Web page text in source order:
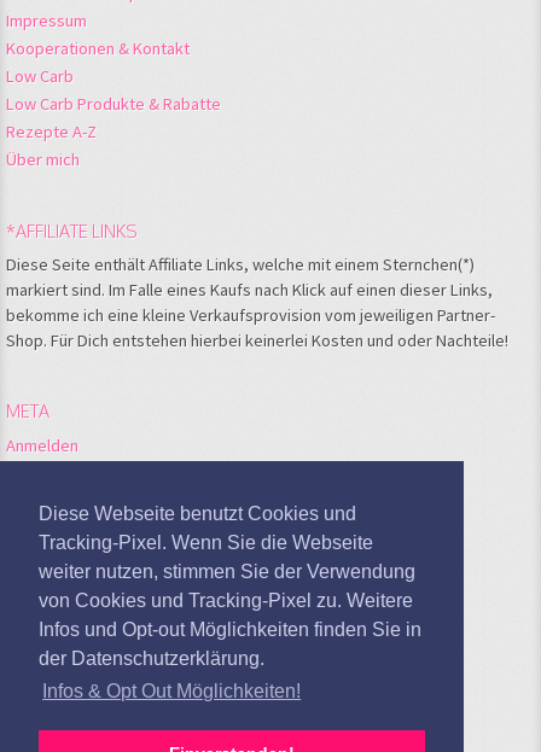
Diese Webseite benutzt Cookies und
Tracking-Pixel. Wenn Sie die Webseite
weiter nutzen, stimmen Sie der Verwendung
von Cookies und Tracking-Pixel zu. Weitere
Infos und Opt-out Möglichkeiten finden Sie in
der Datenschutzerklärung.
Infos & Opt Out Möglichkeiten!
Impressum
Kooperationen & Kontakt
Low Carb
Low Carb Produkte & Rabatte
Rezepte A-Z
Über mich
*AFFILIATE LINKS
Diese Seite enthält Affiliate Links, welche mit einem Sternchen(*)
markiert sind. Im Falle eines Kaufs nach Klick auf einen dieser Links,
bekomme ich eine kleine Verkaufsprovision vom jeweiligen Partner-
Shop. Für Dich entstehen hierbei keinerlei Kosten und oder Nachteile!
META
Anmelden
Kommentare-Feed
Google Analytics deaktivieren